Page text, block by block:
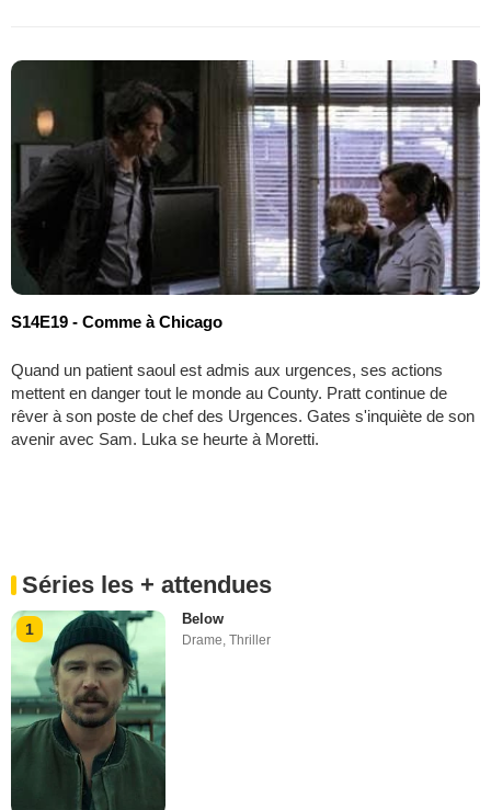
S14E19 - Comme à Chicago
Quand un patient saoul est admis aux urgences, ses actions
mettent en danger tout le monde au County. Pratt continue de
rêver à son poste de chef des Urgences. Gates s'inquiète de son
avenir avec Sam. Luka se heurte à Moretti.
Séries les + attendues
1
Below
Drame,Thriller